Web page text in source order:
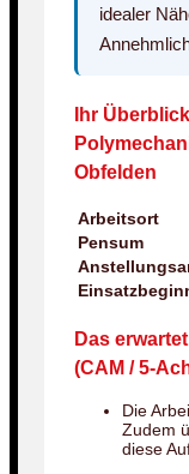
idealer
Ihr
Obfelden
Arbeitsort
Pensum
Das
(CAM / 5-
Die
Zudem
diese